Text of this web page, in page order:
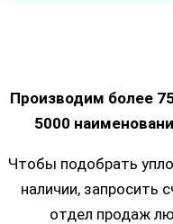
Производим более
5000
Чтобы подобрать
наличии, запросить
отдел продаж